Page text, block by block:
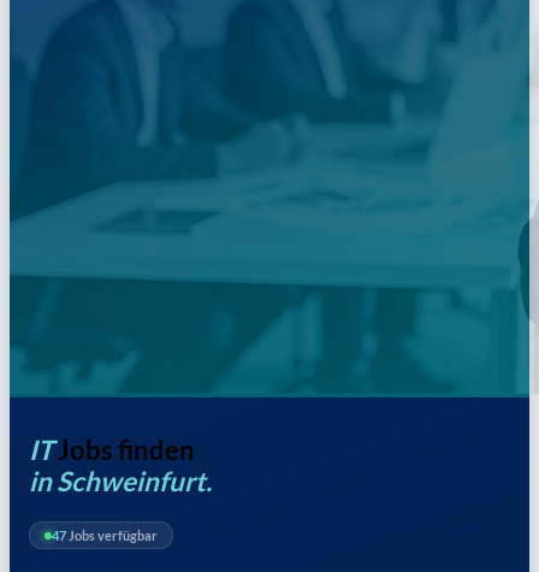
ITJobs finden
in Schweinfurt.
47 Jobs verfügbar